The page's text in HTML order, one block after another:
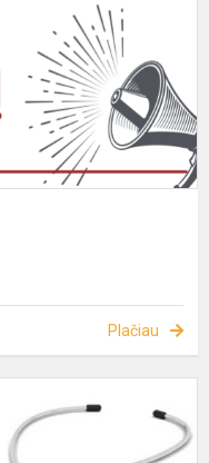
Plačiau